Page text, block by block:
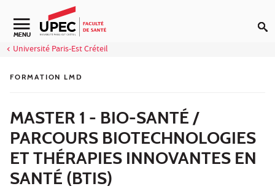
Aller au contenu
Navigation secondaire
MENU
Université Paris-Est Créteil
FORMATION LMD
MASTER 1 - BIO-SANTÉ /
PARCOURS BIOTECHNOLOGIES
ET THÉRAPIES INNOVANTES EN
SANTÉ (BTIS)